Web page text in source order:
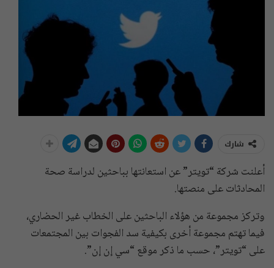
شارك
أعلنت شركة “تويتر” عن استعانتها بباحثين لدراسة صحة
المحادثات على منصتها.
وتركز مجموعة من هؤلاء الباحثين على الخطاب غير الحضاري،
فيما تهتم مجموعة أخرى بكيفية سد الفجوات بين المجتمعات
على “تويتر”، حسب ما ذكر موقع “سي إن إن”.